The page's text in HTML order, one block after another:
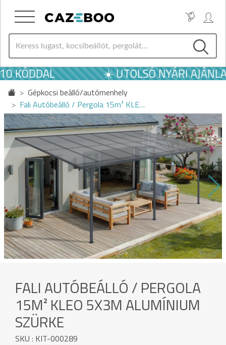
KÓDDAL ☀️ UTOLSÓ NYÁRI
Gépkocsi beálló/autómenhely
Fali Autóbeálló / Pergola 15m² KLE…
FALI AUTÓBEÁLLÓ / PERGOLA
15M² KLEO 5X3M ALUMÍNIUM
SZÜRKE
SKU : KIT-000289